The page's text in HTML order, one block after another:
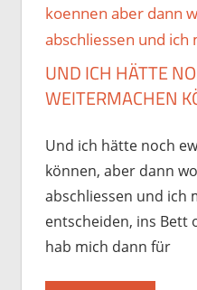
UND ICH HÄTTE
WEITERMACHEN
Und ich hätte noch
können, aber dann
abschliessen und ich
entscheiden, ins Bett
hab mich dann für